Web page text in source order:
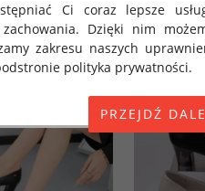
Ci coraz lepsze
Dzięki nim
zakresu naszych
polityka prywatności.
i Rady (UE) 2016/679 z dnia
danych osobowych i w
jako "RODO",
chcielibyśmy poinformować
25 maja 2018 roku.